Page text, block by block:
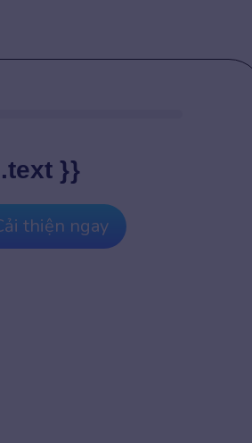
}}
thiện ngay